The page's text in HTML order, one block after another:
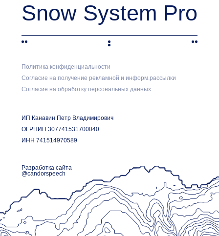
Snow System Pro
Политика конфиденциальности
Согласие на получение рекламной и информ.рассылки
Согласие на обработку персональных данных
ИП Канавин Петр Владимирович
ОГРНИП 307741531700040
ИНН 741514970589
Разработка сайта
@candorspeech